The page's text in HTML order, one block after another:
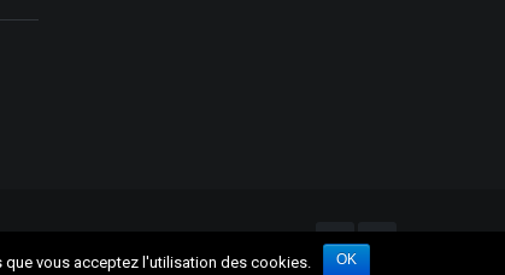
que vous acceptez l'utilisation des cookies. OK